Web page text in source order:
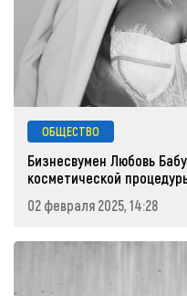
ОБЩЕСТВО
Бизнесвумен Любовь
косметической
02 февраля 2025, 14:28